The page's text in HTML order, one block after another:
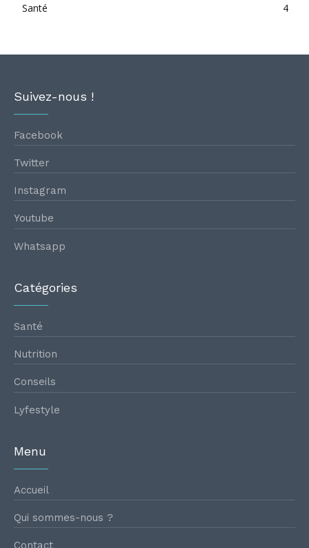
Santé
4
Suivez-nous !
Facebook
Twitter
Instagram
Youtube
Whatsapp
Catégories
Santé
Nutrition
Conseils
Lyfestyle
Menu
Accueil
Qui sommes-nous ?